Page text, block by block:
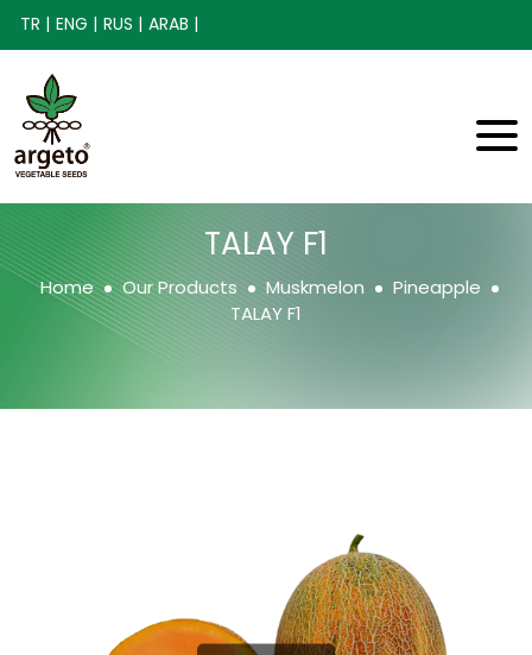
TR | ENG | RUS | ARAB |
TALAY F1
Home Our Products Muskmelon
Pineapple
TALAY F1